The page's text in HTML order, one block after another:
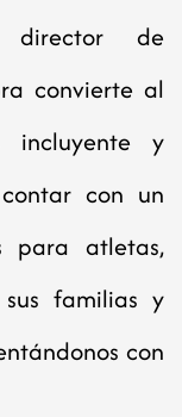
director de
convierte al
y
con un
para atletas,
familias y
con